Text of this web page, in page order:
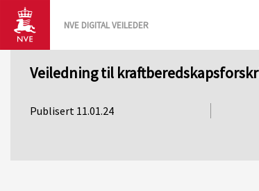
NVE DIGITAL VEILEDER
Veiledning til
Publisert 11.01.24